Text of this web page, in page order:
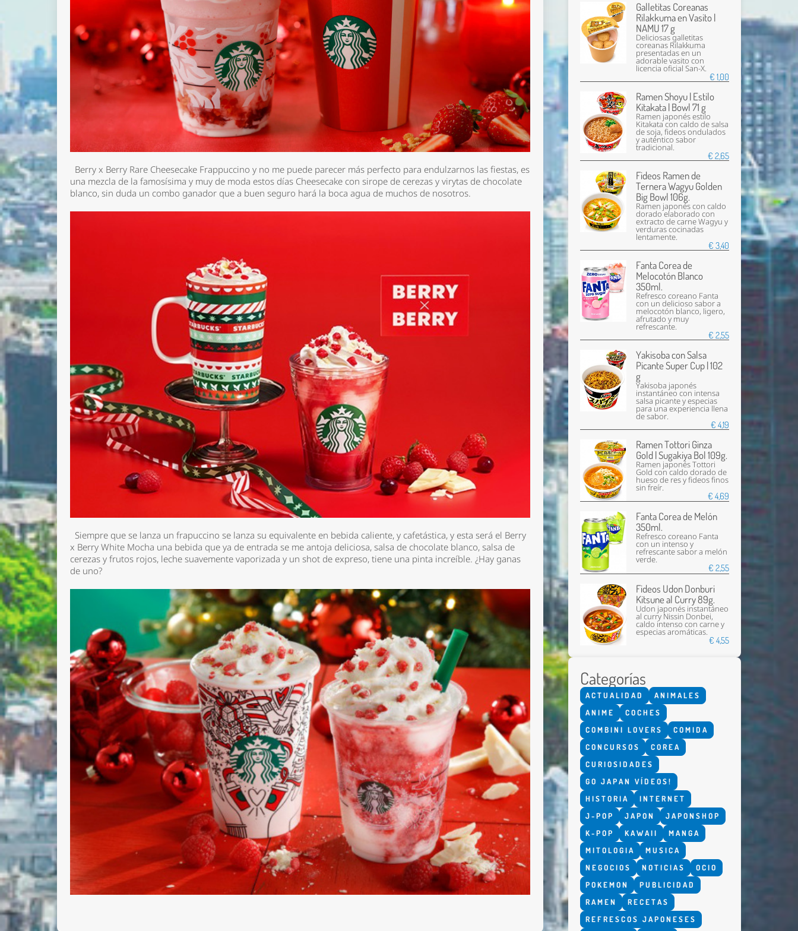
Berry x Berry Rare Cheesecake Frappuccinoy no me puede parecer más perfecto para endulzarnos las fiestas, es
una mezcla de la famosísima y muy de moda estos días Cheesecake con sirope de cerezas y virytas de chocolate
blanco, sin duda un combo ganador que a buen seguro hará la boca agua de muchos de nosotros.
Siempre que se lanza un frapuccino se lanza su equivalente en bebida caliente, y cafetástica, y esta será el Berry
x Berry White Mocha una bebida que ya de entrada se me antoja deliciosa, salsa de chocolate blanco, salsa de
cerezas y frutos rojos, leche suavemente vaporizada y un shot de expreso, tiene una pinta increíble. ¿Hay ganas
de uno?
Galletitas Coreanas
Rilakkuma en Vasito |
NAMU 17 g
Deliciosas galletitas
coreanas Rilakkuma
presentadas en un
adorable vasito con
licencia oficial San-X.
€ 1,00
Ramen Shoyu | Estilo
Kitakata | Bowl 71 g
Ramen japonés estilo
Kitakata con caldo de salsa
de soja, fideos ondulados
y auténtico sabor
tradicional.
€ 2,65
Fideos Ramen de
Ternera Wagyu Golden
Big Bowl 106g.
Ramen japonés con caldo
dorado elaborado con
extracto de carne Wagyu y
verduras cocinadas
lentamente.
€ 3,40
Fanta Corea de
Melocotón Blanco
350ml.
Refresco coreano Fanta
con un delicioso sabor a
melocotón blanco, ligero,
afrutado y muy
refrescante.
€ 2,55
Yakisoba con Salsa
Picante Super Cup | 102
g
Yakisoba japonés
instantáneo con intensa
salsa picante y especias
para una experiencia llena
de sabor.
€ 4,19
Ramen Tottori Ginza
Gold | Sugakiya Bol 109g.
Ramen japonés Tottori
Gold con caldo dorado de
hueso de res y fideos finos
sin freír.
€ 4,69
Fanta Corea de Melón
350ml.
Refresco coreano Fanta
con un intenso y
refrescante sabor a melón
verde.
€ 2,55
Fideos Udon Donburi
Kitsune al Curry 89g.
Udon japonés instantáneo
al curry Nissin Donbei,
caldo intenso con carne y
especias aromáticas.
€ 4,55
Categorías
ACTUALIDAD
ANIMALES
ANIME
COCHES
COMBINI LOVERS
COMIDA
CONCURSOS
COREA
CURIOSIDADES
GO JAPAN VÍDEOS!
HISTORIA
INTERNET
J-POP
JAPON
JAPONSHOP
K-POP
KAWAII
MANGA
MITOLOGIA
MUSICA
NEGOCIOS
NOTICIAS
OCIO
POKEMON
PUBLICIDAD
RAMEN
RECETAS
REFRESCOS JAPONESES
Nombre *
Comentario *
Enviar